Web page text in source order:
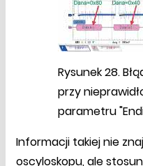
Rysunek 28.
przy
parametru
Informacji takiej nie
oscyloskopu, ale